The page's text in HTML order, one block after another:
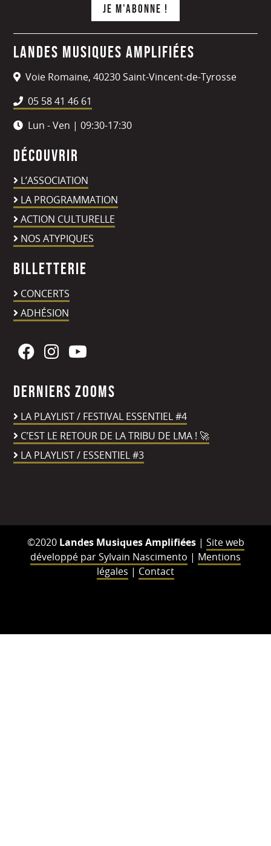
Landes Musiques Amplifiées
Voie Romaine, 40230 Saint-Vincent-de-Tyrosse
05 58 41 46 61
Lun - Ven | 09:30-17:30
Découvrir
L’ASSOCIATION
LA PROGRAMMATION
ACTION CULTURELLE
NOS ATYPIQUES
Billetterie
CONCERTS
ADHÉSION
Derniers zooms
LA PLAYLIST / FESTIVAL ESSENTIEL #4
C’EST LE RETOUR DE LA TRIBU DE LMA ! 🚀
LA PLAYLIST / ESSENTIEL #3
©2020 Landes Musiques Amplifiées| Site web
développé par Sylvain Nascimento | Mentions
légales | Contact